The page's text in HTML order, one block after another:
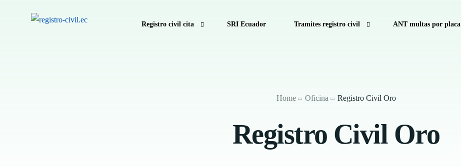
Registro civil cita SRI Ecuador Tramites registro civil
Como calcular decimo tercer sueldo
Anular turno RTV
ANT multas por placa
Home Oficina Registro Civil Oro
Registro Civil Oro